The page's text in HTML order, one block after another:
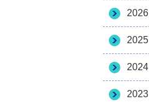
2026
2025
2024
2023